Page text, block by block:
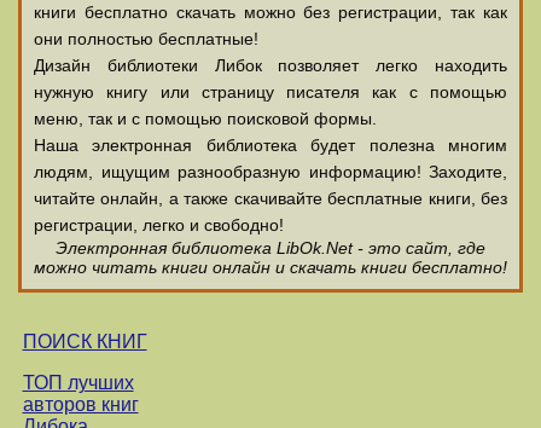
книги бесплатно скачать можно без регистрации, так как
они полностью бесплатные!
Дизайн библиотеки Либок позволяет легко находить
нужную книгу или страницу писателя как с помощью
меню, так и с помощью поисковой формы.
Наша электронная библиотека будет полезна многим
людям, ищущим разнообразную информацию! Заходите,
читайте онлайн, а также скачивайте бесплатные книги, без
регистрации, легко и свободно!
Электронная библиотека LibOk.Net - это сайт, где
можно читать книги онлайн и скачать книги бесплатно!
ПОИСК КНИГ
ТОП лучших
авторов книг